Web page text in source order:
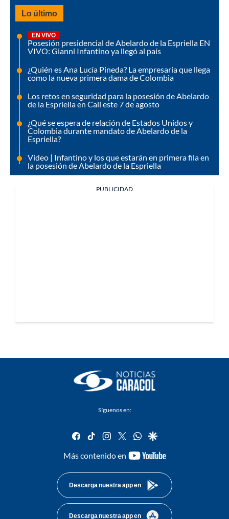
Lo último
EN VIVO
Posesión presidencial de Abelardo de la Espriella EN
VIVO: Gianni Infantino ya llegó al país
¿Quién es Ana Lucía Pineda? La empresaria que llega
como la nueva primera dama de Colombia
Los retos en seguridad para la posesión de Abelardo
de la Espriella en Cali este 7 de agosto
¿Qué se espera de relación de Estados Unidos y
Colombia durante mandato de Abelardo de la
Espriella?
Video | Infantino y los que estarán en primera fila en
la posesión de Abelardo de la Espriella
PUBLICIDAD
Síguenos en:
facebook
tiktok instagram
twitterwhatsapp
google
Más contenido en
youtube-
Descarga nuestra app en
Descarga nuestra app en